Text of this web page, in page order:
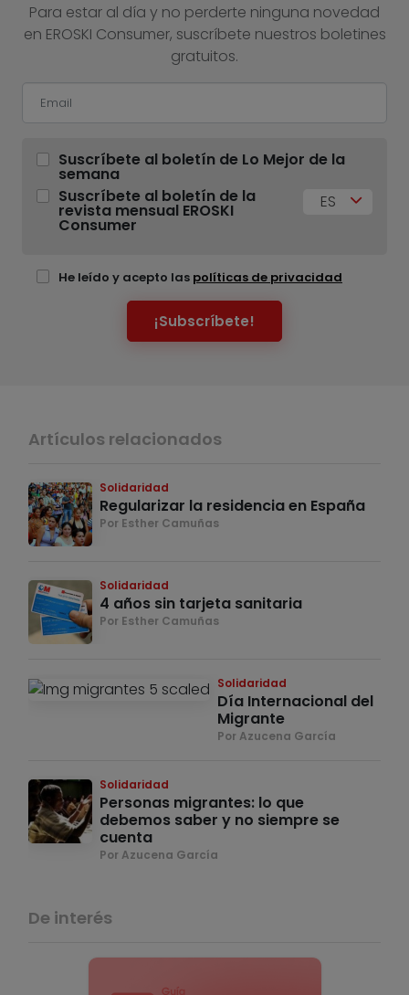
Para estar al día y no perderte ninguna novedad
en EROSKI Consumer, suscríbete nuestros boletines
gratuitos.
Suscríbete al boletín de Lo Mejor de la
semana
Suscríbete al boletín de la
revista mensual EROSKI
Consumer
ES
He leído y acepto las políticas de privacidad
¡Subscríbete!
Artículos relacionados
Solidaridad
Regularizar la residencia en España
Por Esther Camuñas
Solidaridad
4 años sin tarjeta sanitaria
Por Esther Camuñas
Solidaridad
Día Internacional del
Migrante
Por Azucena García
Solidaridad
Personas migrantes: lo que
debemos saber y no siempre se
cuenta
Por Azucena García
De interés